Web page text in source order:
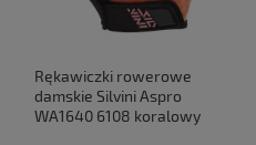
Rękawiczki rowerowe
damskie Silvini Aspro
WA1640 6108 koralowy